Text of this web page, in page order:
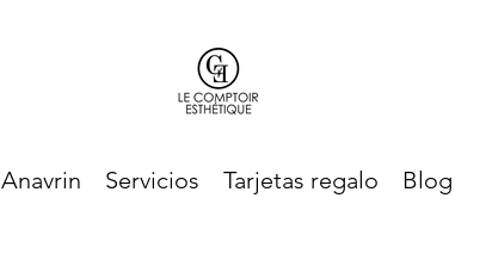
Anavrin Servicios Tarjetas regalo Blog